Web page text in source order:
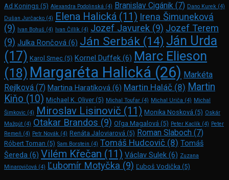
Ad Konings (5) Alexandra Podolinská (4) Branislav Cigánik (7) Dano Kurek (4)
Dušan Jurčacko (4) Elena Halická (11) Irena Šimuneková
(9) Ivan Bohuš (4) Ivan Čillík (4) Jozef Javurek (9) Jozef Terem
(9) Julka Rončová (6) Ján Serbák (14) Ján Urda
(17) Karol Srnec (5) Kornel Duffek (6) Marc Elie­son
(18) Margaréta Halická (26) Markéta
Rejlková (7) Martina Haratíková (6) Martin Haláč (8) Martin
Kiňo (10) Michael K. Oliver (5) Michal Toufar (4) Michal Uriča (4) Michal
Šimkovic (4) Miroslav Lisinovič (11) Monika Nosková (5) Oskár
Mažgút (4) Otakar Brandos (9) Oľga Magalová (5) Peter Kaclík (4) Peter
Remeň (4) Petr Novák (4) Renáta Jaloviarová (5) Roman Slaboch (7)
Róbert Toman (5) Sam Bors­tein (4) Tomáš Hudcovič (8) Tomáš
Šereda (6) Vilém Křečan (11) Václav Sulek (6) Zuzana
Minarovičová (4) Ľubomír Motyčka (9) Ľuboš Vodička (5)